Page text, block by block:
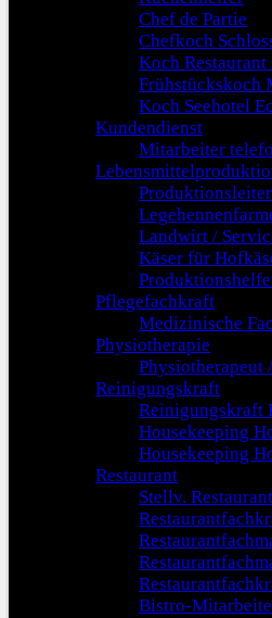
Chef de Partie
Chefkoch
Koch Restaurant
Frühstückskoch
Koch Seehotel
Kundendienst
Mitarbeiter
Landwirt /
Käser für
Pflegefachkraft
Medizinische
Physiotherapie
Physiotherapeut
Reinigungskraft
Reinigungskraft
Housekeeping
Housekeeping
Restaurant
Stellv.
Bistro-